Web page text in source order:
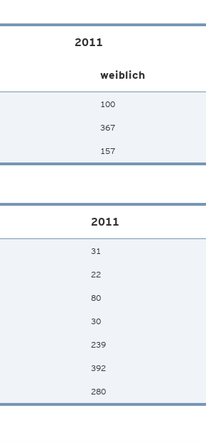
2011
weiblich
100
367
157
2011
31
22
80
30
239
392
280